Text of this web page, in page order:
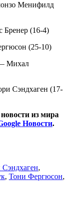
Менифилд
(16-4)
(25-10)
Михал
Сэндхаген (17-
из мира
Новости.
,
, Тони Фергюсон,